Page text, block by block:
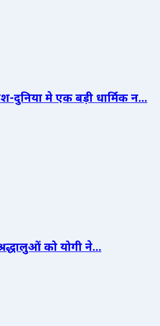
मे एक बड़ी धार्मिक न...
को योगी ने...